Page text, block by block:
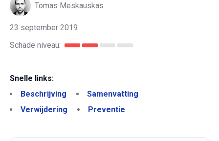
Tomas Meskauskas
23 september 2019
Schade niveau:
Snelle links:
Beschrijving
Samenvatting
Verwijdering
Preventie